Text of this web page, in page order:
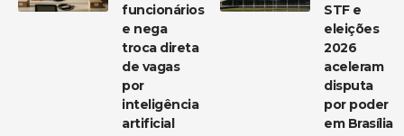
funcionários
e nega
troca direta
de vagas
por
inteligência
artificial
STF e
eleições
2026
aceleram
disputa
por poder
em Brasília